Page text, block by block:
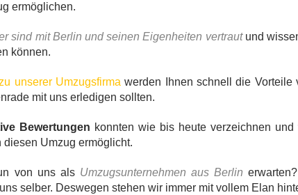
ermöglichen.
sind mit Berlin und seinen Eigenheiten vertrautund
können.
unserer Umzugsfirma werden Ihnen schnell die Vorteile
mit uns erledigen sollten.
Bewertungen konnten wie bis heute verzeichnen
diesen Umzug ermöglicht.
von uns als Umzugsunternehmen aus Berlin
selber. Deswegen stehen wir immer mit vollem Elan